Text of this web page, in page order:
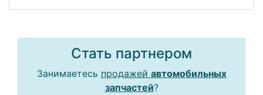
Стать партнером
Занимаетесь продажей автомобильных
запчастей?